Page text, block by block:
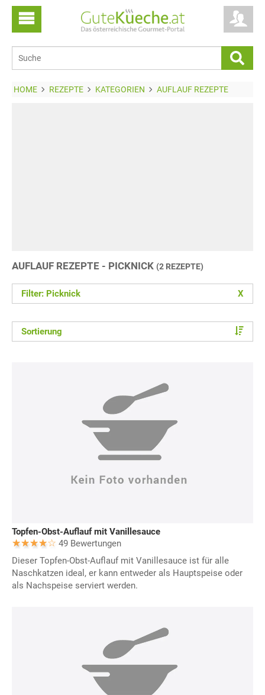
HOME REZEPTE KATEGORIEN AUFLAUF REZEPTE
AUFLAUF REZEPTE - PICKNICK (2 REZEPTE)
Filter: Picknick X
Sortierung
Topfen-Obst-Auflauf mit Vanillesauce
49 Bewertungen
Dieser Topfen-Obst-Auflauf mit Vanillesauce ist für alle
Naschkatzen ideal, er kann entweder als Hauptspeise oder
als Nachspeise serviert werden.